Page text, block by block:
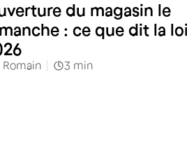
du magasin le
: ce que dit la
Romain 3 min